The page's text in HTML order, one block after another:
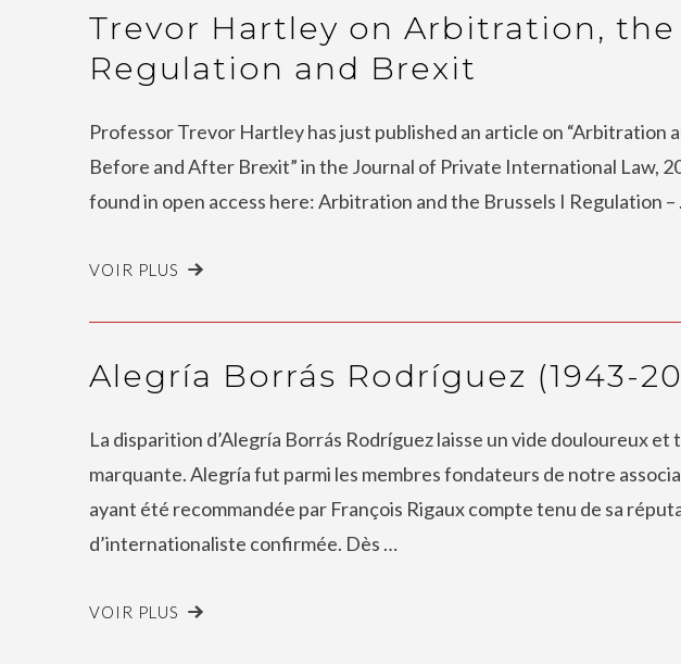
Trevor Hartley on Arbitration, the
Regulation and Brexit
Professor Trevor Hartley has just published an article on “Arbitration
Before and After Brexit” in the Journal of Private International Law,
found in open access here: Arbitration and the Brussels I Regulation
VOIR PLUS
Alegría Borrás Rodríguez (1943-
La disparition d’Alegría Borrás Rodríguez laisse un vide douloureux et
marquante. Alegría fut parmi les membres fondateurs de notre
ayant été recommandée par François Rigaux compte tenu de sa
d’internationaliste confirmée. Dès …
VOIR PLUS